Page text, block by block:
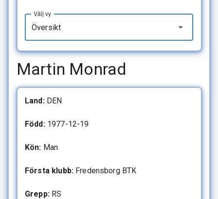
Översikt
Välj vy
Martin Monrad
Land:DEN
Född:1977-12-19
Kön: Man
Första klubb:Fredensborg BTK
Grepp:RS